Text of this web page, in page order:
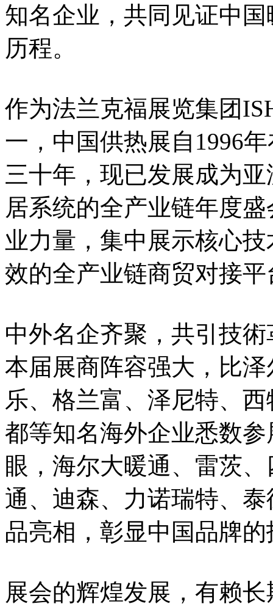
知名企业，共同见证中
历程。
作为法兰克福展览集团
一，中国供热展自1996
三十年，现已发展成为
居系统的全产业链年度
业力量，集中展示核心
效的全产业链商贸对接平
中外名企齐聚，共引技術
本届展商阵容强大，比
乐、格兰富、泽尼特、
都等知名海外企业悉数
眼，海尔大暖通、雷茨
通、迪森、力诺瑞特、
品亮相，彰显中国品牌
展会的辉煌发展，有赖